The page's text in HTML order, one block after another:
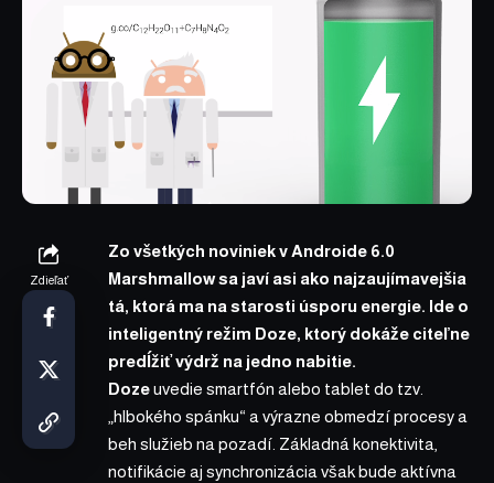
Zdieľať
Zo všetkých noviniek v Androide 6.0
Marshmallow sa javí asi ako najzaujímavejšia
tá, ktorá ma na starosti úsporu energie. Ide o
inteligentný režim Doze, ktorý dokáže citeľne
predĺžiť výdrž na jedno nabitie.
Dozeuvedie smartfón alebo tablet do tzv.
„hlbokého spánku“ a výrazne obmedzí procesy a
beh služieb na pozadí. Základná konektivita,
notifikácie aj synchronizácia však bude aktívna